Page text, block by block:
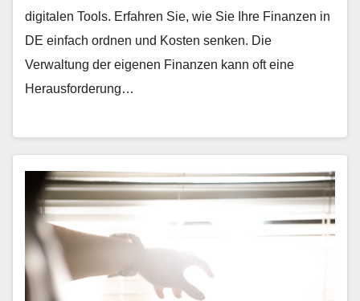
digitalen Tools. Erfahren Sie, wie Sie Ihre Finanzen in
DE einfach ordnen und Kosten senken. Die
Verwaltung der eigenen Finanzen kann oft eine
Herausforderung…